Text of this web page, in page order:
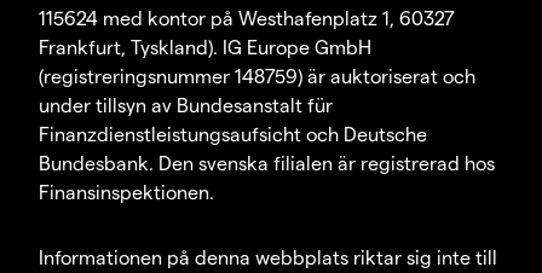
115624 med kontor på Westhafenplatz 1, 60327
Frankfurt, Tyskland). IG Europe GmbH
(registreringsnummer 148759) är auktoriserat och
under tillsyn av Bundesanstalt für
Finanzdienstleistungsaufsicht och Deutsche
Bundesbank. Den svenska filialen är registrerad hos
Finansinspektionen.
Informationen på denna webbplats riktar sig inte till